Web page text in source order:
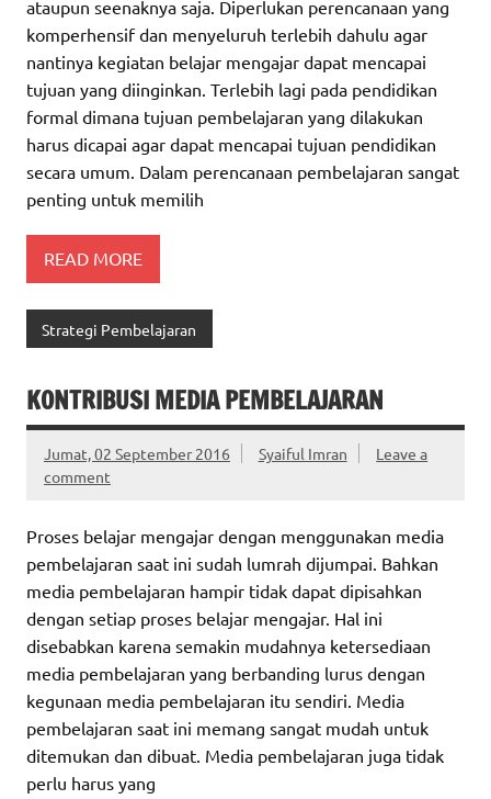
ataupun seenaknya saja. Diperlukan perencanaan yang
komperhensif dan menyeluruh terlebih dahulu agar
nantinya kegiatan belajar mengajar dapat mencapai
tujuan yang diinginkan. Terlebih lagi pada pendidikan
formal dimana tujuan pembelajaran yang dilakukan
harus dicapai agar dapat mencapai tujuan pendidikan
secara umum. Dalam perencanaan pembelajaran sangat
penting untuk memilih
READ MORE
Strategi Pembelajaran
KONTRIBUSI MEDIA PEMBELAJARAN
Jumat, 02 September 2016 Syaiful Imran
Leave a
comment
Proses belajar mengajar dengan menggunakan media
pembelajaran saat ini sudah lumrah dijumpai. Bahkan
media pembelajaran hampir tidak dapat dipisahkan
dengan setiap proses belajar mengajar. Hal ini
disebabkan karena semakin mudahnya ketersediaan
media pembelajaran yang berbanding lurus dengan
kegunaan media pembelajaran itu sendiri. Media
pembelajaran saat ini memang sangat mudah untuk
ditemukan dan dibuat. Media pembelajaran juga tidak
perlu harus yang